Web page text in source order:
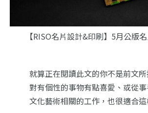
【RISO名片設計&印刷】5月公版
就算正在閱讀此文的你不是前文所
對有個性的事物有點喜愛、 或從
文化藝術相關的工作， 也很適合